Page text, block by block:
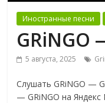
Иностранные песни
GRiNGO
5 августа, 2025
Слушать GRiNGO —
— GRiNGO на